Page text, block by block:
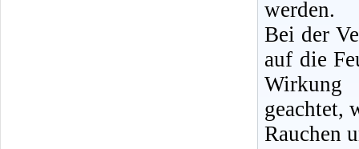
werden.
Bei der
auf die
Wirkung
geachtet,
Rauchen